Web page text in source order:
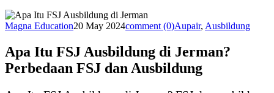
Magna Education20 May 2024comment (0)Aupair, Ausbildung
Apa Itu FSJ Ausbildung di Jerman?
Perbedaan FSJ dan Ausbildung